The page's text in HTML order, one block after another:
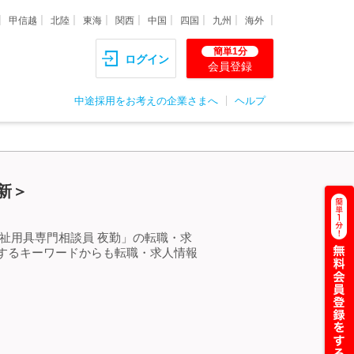
甲信越 北陸 東海 関西 中国 四国 九州 海外
ログイン
簡単1分
会員登録
中途採用をお考えの企業さまへ ヘルプ
＞
用具専門相談員 夜勤」の転職・求
るキーワードからも転職・求人情報